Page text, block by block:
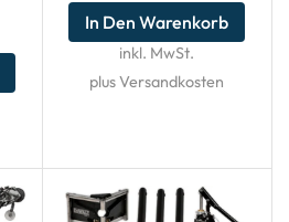
In Den Warenkorb
inkl. MwSt.
plus Versandkosten